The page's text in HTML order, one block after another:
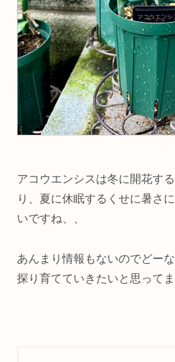
アコウエンシスは冬に開花す
り、夏に休眠するくせに暑さ
いですね、、
あんまり情報もないのでどー
探り育てていきたいと思ってま